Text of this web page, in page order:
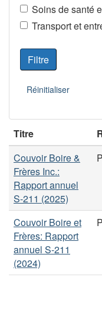
Soins de santé
Transport et
Titre
Couvoir Boire &
Frères Inc.:
Rapport annuel
S-211 (2025)
Couvoir Boire et
Frères: Rapport
annuel S-211
(2024)